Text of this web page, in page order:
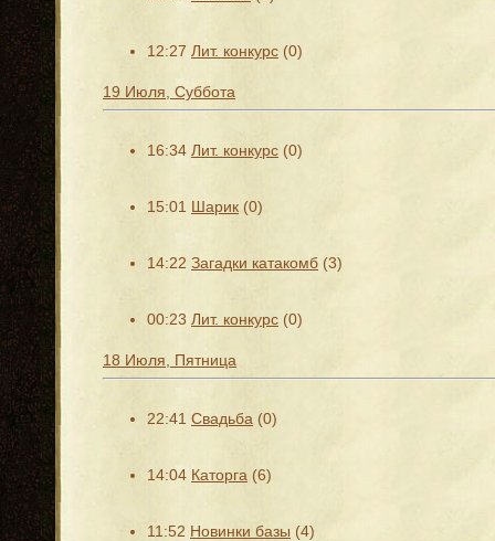
12:27 Лит. конкурс (0)
19 Июля, Суббота
16:34 Лит. конкурс (0)
15:01 Шарик (0)
14:22 Загадки катакомб (3)
00:23 Лит. конкурс (0)
18 Июля, Пятница
22:41 Свадьба (0)
14:04 Каторга (6)
11:52 Новинки базы (4)